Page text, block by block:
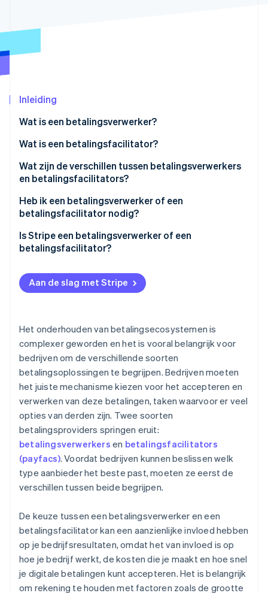
Climate
Stripe Sessions 2026
Ontdek hoe Stripe de economische
Nu bekijken
Inleiding
Wat is een betalingsverwerker?
Wat is een betalingsfacilitator?
Wat zijn de verschillen tussen betalingsverwerkers
en betalingsfacilitators?
Heb ik een betalingsverwerker of een
betalingsfacilitator nodig?
Is Stripe een betalingsverwerker of een
betalingsfacilitator?
Aan de slag met Stripe
Het onderhouden van betalingsecosystemen is
complexer geworden en het is vooral belangrijk voor
bedrijven om de verschillende soorten
betalingsoplossingen te begrijpen. Bedrijven moeten
het juiste mechanisme kiezen voor het accepteren en
verwerken van deze betalingen, taken waarvoor er veel
opties van derden zijn. Twee soorten
betalingsproviders springen eruit:
betalingsverwerkers en betalingsfacilitators
(payfacs). Voordat bedrijven kunnen beslissen welk
type aanbieder het beste past, moeten ze eerst de
verschillen tussen beide begrijpen.
De keuze tussen een betalingsverwerker en een
betalingsfacilitator kan een aanzienlijke invloed hebben
op je bedrijfsresultaten, omdat het van invloed is op
hoe je bedrijf werkt, de kosten die je maakt en hoe snel
je digitale betalingen kunt accepteren. Het is belangrijk
om rekening te houden met factoren zoals de grootte